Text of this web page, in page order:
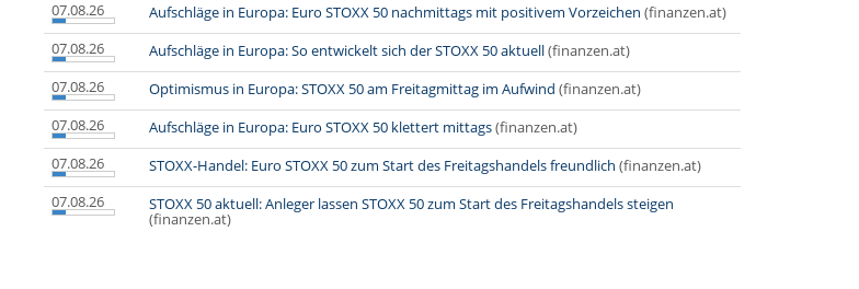
07.08.26
Aufschläge in Europa: Euro STOXX 50 nachmittags mit positivem Vorzeichen (finanzen.at)
07.08.26
Aufschläge in Europa: So entwickelt sich der STOXX 50 aktuell(finanzen.at)
07.08.26
Optimismus in Europa: STOXX 50 am Freitagmittag im Aufwind (finanzen.at)
07.08.26
Aufschläge in Europa: Euro STOXX 50 klettert mittags(finanzen.at)
07.08.26
STOXX-Handel: Euro STOXX 50 zum Start des Freitagshandels freundlich (finanzen.at)
07.08.26
STOXX 50 aktuell: Anleger lassen STOXX 50 zum Start des Freitagshandels steigen
(finanzen.at)